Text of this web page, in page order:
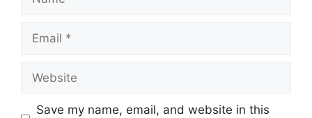
Email
Website
Save my name, email, and website in this